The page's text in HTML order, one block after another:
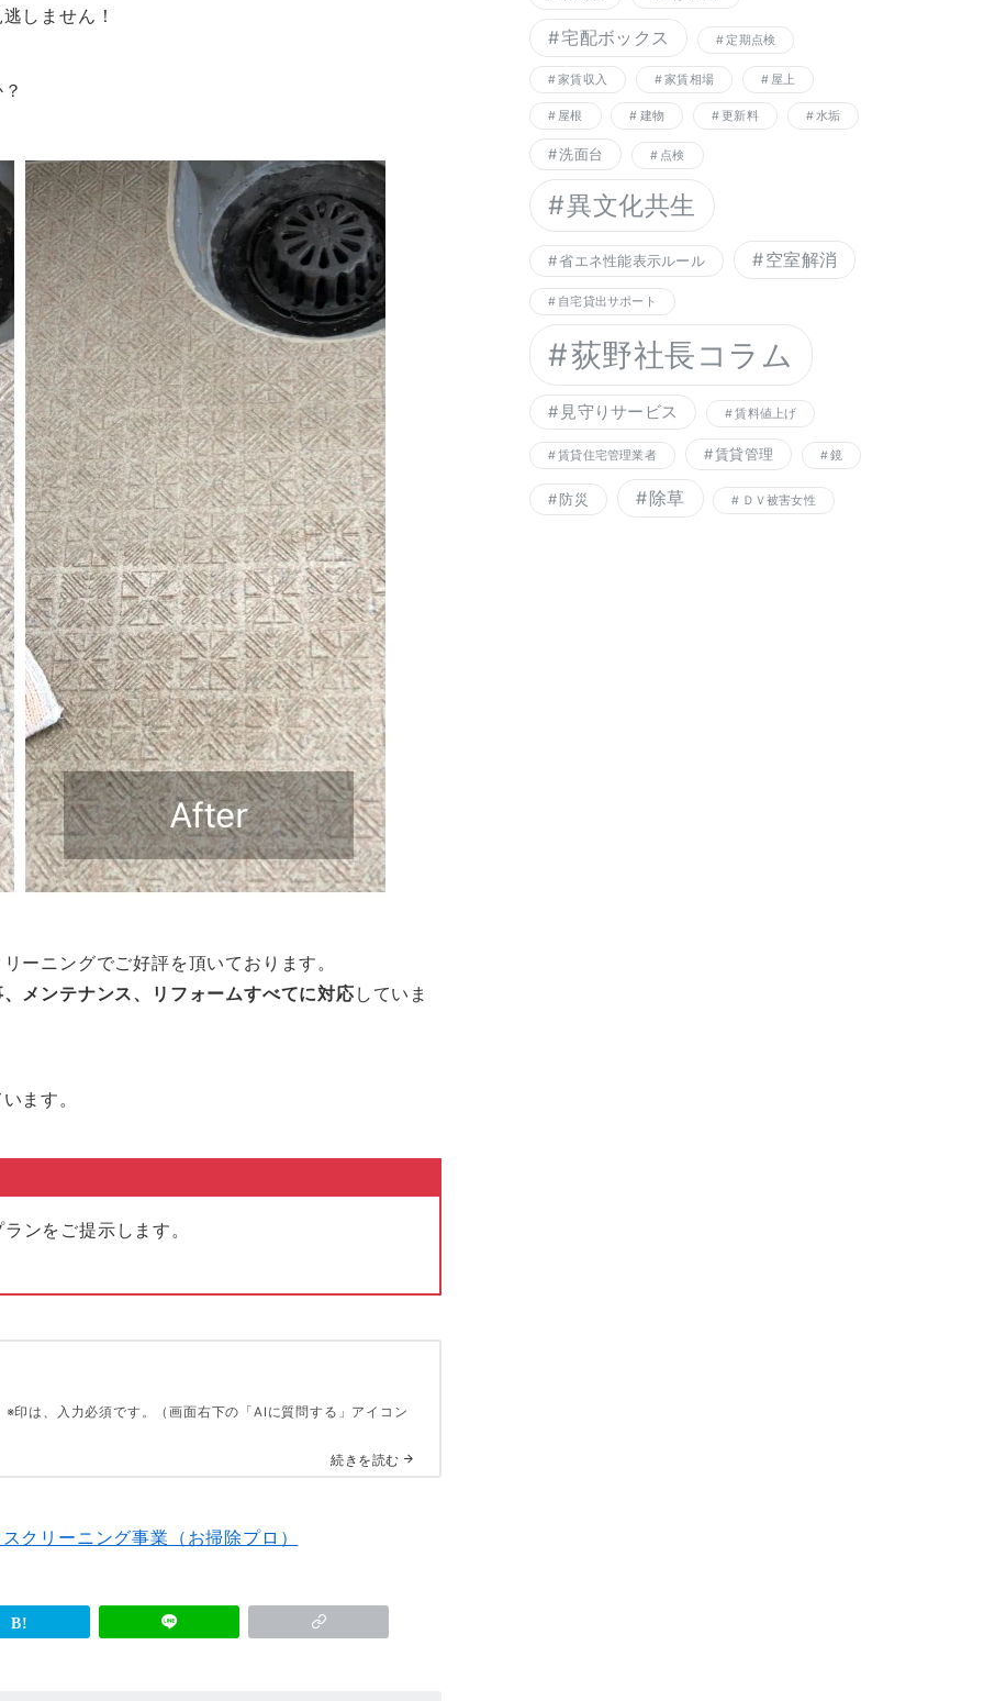
しません！
ーニングでご好評を頂いております。
メンテナンス、リフォームすべてに対応 していま
ます。
ンをご提示します。
印は、入力必須です。（画面右下の「AIに質問する」アイコン
続きを読む
クリーニング事業（お掃除プロ）
宅配ボックス 定期点検
家賃収入 家賃相場 屋上
屋根 建物 更新料 水垢
洗面台 点検
異文化共生
省エネ性能表示ルール 空室解消
自宅貸出サポート
荻野社長コラム
見守りサービス 賃料値上げ
賃貸住宅管理業者 賃貸管理 鏡
防災 除草 ＤＶ被害女性